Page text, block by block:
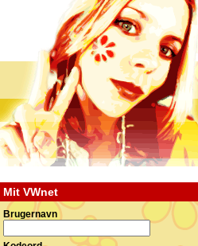
Mit VWnet
Brugernavn